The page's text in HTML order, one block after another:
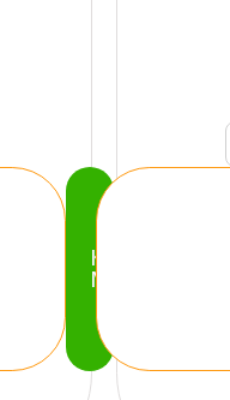
Köp
Nu